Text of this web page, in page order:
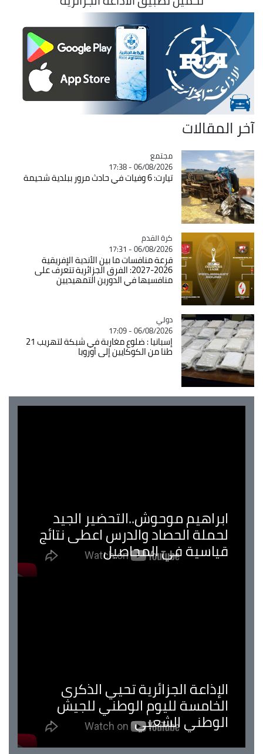
آخر المقالات
Catégorie
مجتمع
06/08/2026 - 17:38
تيارت: 6 وفيات في حادث مرور ببلدية شحيمة
Catégorie
كرة القدم
06/08/2026 - 17:31
قرعة منافسات ما بين الأندية الإفريقية
2026-2027: الفرق الجزائرية تتعرف على
منافسيها في الدورين التمهيديين
Catégorie
دولي
06/08/2026 - 17:09
إسبانيا : ضلوع مغاربة في شبكة لتهريب 21
طنا من الكوكايين إلى أوروبا
ابراهيم موحوش..التحضير الجيد
لحملة الحصاد والدرس اعطى نتائج
قياسية في المحاصيل
الإذاعة الجزائرية تحيي الذكرى
الخامسة لليوم الوطني للجيش
الوطني الشعبي